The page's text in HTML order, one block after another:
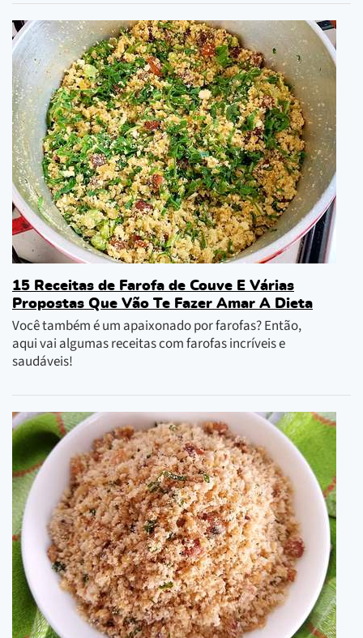
15 Receitas de Farofa de Couve E Várias
Propostas Que Vão Te Fazer Amar A Dieta
Você também é um apaixonado por farofas? Então,
aqui vai algumas receitas com farofas incríveis e
saudáveis!